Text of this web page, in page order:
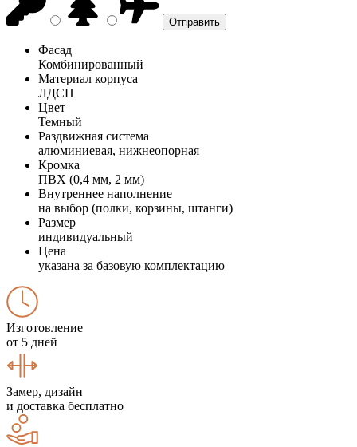
Фасад
Комбинированный
Материал корпуса
ЛДСП
Цвет
Темный
Раздвижная система
алюминиевая, нижнеопорная
Кромка
ПВХ (0,4 мм, 2 мм)
Внутреннее наполнение
на выбор (полки, корзины, штанги)
Размер
индивидуальный
Цена
указана за базовую комплектацию
Изготовление
от 5 дней
Замер, дизайн
и доставка бесплатно